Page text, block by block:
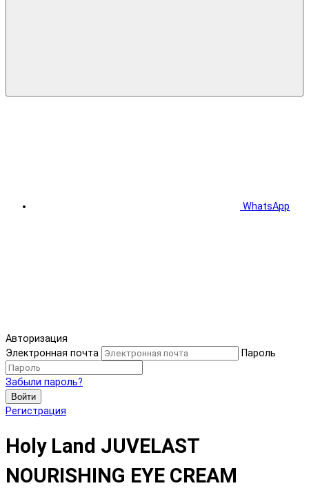
WhatsApp
Авторизация
Электронная почта
Пароль
Забыли пароль?
Войти
Регистрация
Holy Land JUVELAST
NOURISHING EYE CREAM